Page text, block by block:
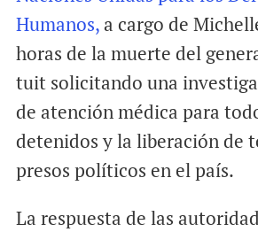
Humanos,a cargo de
horas de la muerte del
tuit solicitando una
de atención médica para
detenidos y la liberación de
presos políticos en el país.
La respuesta de las